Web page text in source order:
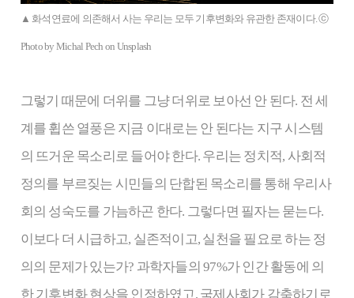
▲ 화석연료에 의존해서 사는 우리는 모두 기후변화와 유관한 존재이다. ⓒ
Photo by Michal Pech on Unsplash
그렇기 때문에 더위를 그냥 더위로 보아선 안 된다. 전 세
계를 휩쓴 열풍은 지금 이대로는 안 된다는 지구 시스템
의 뜨거운 목소리로 들어야 한다. 우리는 정치적, 사회적
정의를 부르짖는 시민들의 단합된 목소리를 통해 우리사
회의 성숙도를 가늠하곤 한다. 그렇다면 필자는 묻는다.
이보다 더 시급하고, 실존적이고, 실천을 필요로 하는 정
의의 문제가 있는가? 과학자들의 97%가 인간 활동에 의
한 기후변화 현상을 인정하였고, 국제사회가 감축하기로